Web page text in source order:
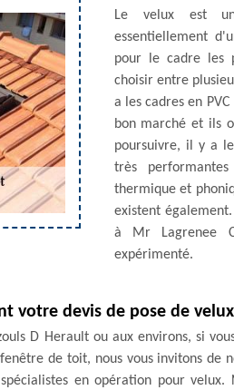
Le velux est
essentiellement
pour le cadre les
choisir entre
a les cadres en
bon marché et ils
poursuivre, il y a
très
thermique et
existent
à Mr Lagrenee
expérimenté.
votre devis de pose de velux
D Herault ou aux environs, si
de toit, nous vous invitons de
en opération pour velux.